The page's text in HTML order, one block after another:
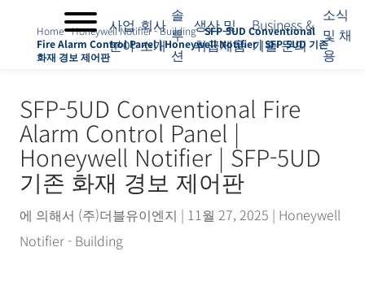
사업
분야
회사
소개
솔
루
션
생산 및
취급제품
Business &
기술 문의
소식
및 채
용
Home-Honeywell Notifier - Building-SFP-5UD Conventional
Fire Alarm Control Panel | Honeywell Notifier | SFP-5UD 기존
화재 경보 제어판
SFP-5UD Conventional Fire
Alarm Control Panel |
Honeywell Notifier | SFP-5UD
기존 화재 경보 제어판
에 의해서 (주)더블유이엔지 | 11월 27, 2025 | Honeywell
Notifier - Building